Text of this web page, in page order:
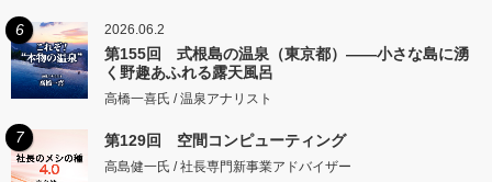
6 2026.06.2
第155回 式根島の温泉（東京都）――小さな島に湧
く野趣あふれる露天風呂
高橋一喜氏 / 温泉アナリスト
7 第129回 空間コンピューティング
高島健一氏 / 社長専門新事業アドバイザー